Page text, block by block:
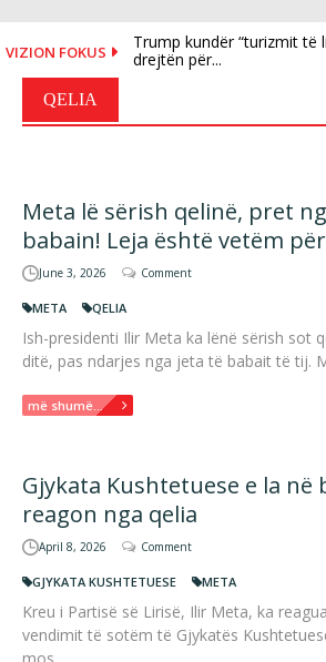
VIZION FOKUS
Trump kundër “turizmit të
drejtën për...
QELIA
Meta lë sërish qelinë, pret
babain! Leja është vetëm
June 3, 2026 Comment
META QELIA
Ish-presidenti Ilir Meta ka lënë sërish sot
ditë, pas ndarjes nga jeta të babait të tij.
më shumë...
Gjykata Kushtetuese e la në
reagon nga qelia
April 8, 2026 Comment
GJYKATA KUSHTETUESE META
Kreu i Partisë së Lirisë, Ilir Meta, ka
vendimit të sotëm të Gjykatës
mos